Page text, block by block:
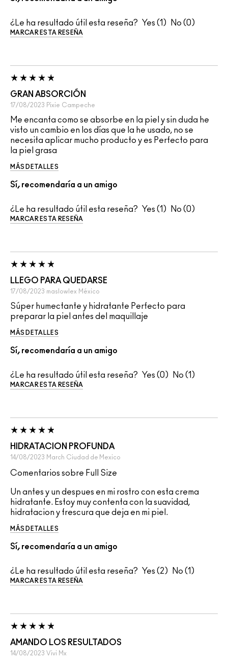
¿Le ha resultado útil esta reseña? 1 0
MARCAR ESTA RESEÑA
GRAN ABSORCIÓN
17/08/2023 Pixie Campeche
Me encanta como se absorbe en la piel y sin duda he
visto un cambio en los días que la he usado, no se
necesita aplicar mucho producto y es Perfecto para
la piel grasa
MÁS DETALLES
Sí, recomendaría a un amigo
¿Le ha resultado útil esta reseña? 1 0
MARCAR ESTA RESEÑA
LLEGO PARA QUEDARSE
17/08/2023 maslowlex México
Súper humectante y hidratante Perfecto para
preparar la piel antes del maquillaje
MÁS DETALLES
Sí, recomendaría a un amigo
¿Le ha resultado útil esta reseña? 0 1
MARCAR ESTA RESEÑA
HIDRATACION PROFUNDA
14/08/2023 March Ciudad de Mexico
Comentarios sobre Full Size
Un antes y un despues en mi rostro con esta crema
hidratante. Estoy muy contenta con la suavidad,
hidratacion y frescura que deja en mi piel.
MÁS DETALLES
Sí, recomendaría a un amigo
¿Le ha resultado útil esta reseña? 2 1
MARCAR ESTA RESEÑA
AMANDO LOS RESULTADOS
14/08/2023 Vivi Mx